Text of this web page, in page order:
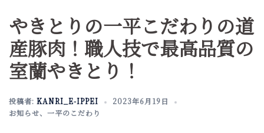
やきとりの一平こだわりの道
産豚肉！職人技で最高品質の
室蘭やきとり！
投稿者: KANRI_E-IPPEI
2023年6月19日
お知らせ、 一平のこだわり